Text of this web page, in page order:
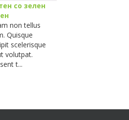
со зелен
non tellus
Quisque
scelerisque
volutpat.
t...